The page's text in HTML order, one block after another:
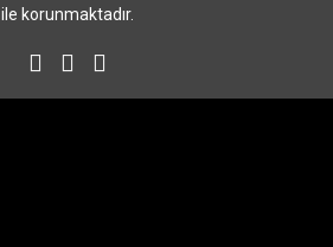
ile korunmaktadır.